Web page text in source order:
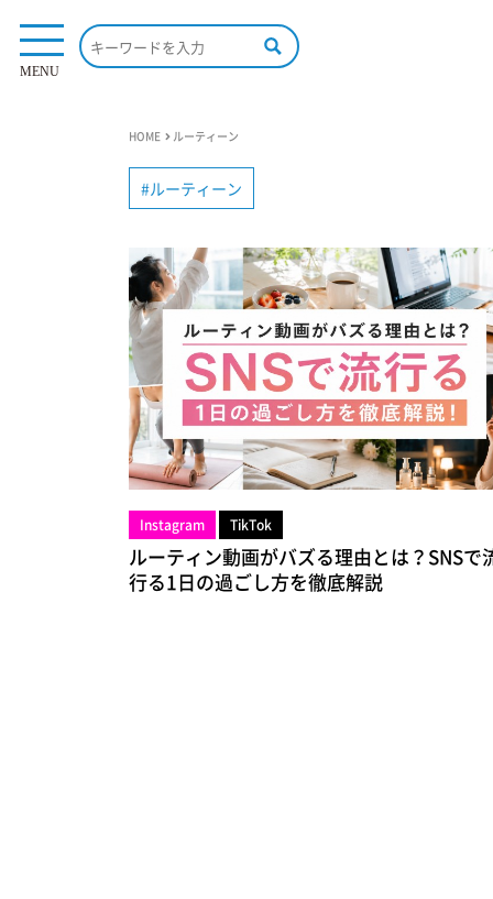
MENU
HOME ルーティーン
ルーティーン
Instagram TikTok
ルーティン動画がバズる理由とは？SNSで
行る1日の過ごし方を徹底解説